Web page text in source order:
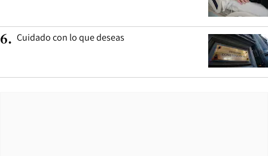
6. Cuidado con lo que deseas